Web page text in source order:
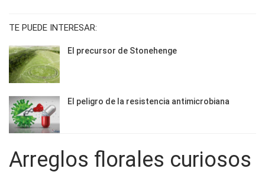
TE PUEDE INTERESAR:
El precursor de Stonehenge
El peligro de la resistencia antimicrobiana
Arreglos florales curiosos